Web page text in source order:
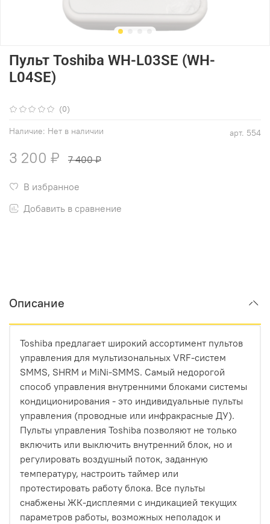
(0)
арт. 554
Наличие: Нет в наличии
Пульт Toshiba WH-L03SE (WH-
L04SE)
3 200 ₽ 7 400 ₽
В избранное
Добавить в сравнение
Описание
Toshiba предлагает широкий ассортимент пультов
управления для мультизональных VRF-систем
SMMS, SHRM и MiNi-SMMS. Самый недорогой
способ управления внутренними блоками системы
кондиционирования - это индивидуальные пульты
управления (проводные или инфракрасные ДУ).
Пульты управления Toshiba позволяют не только
включить или выключить внутренний блок, но и
регулировать воздушный поток, заданную
температуру, настроить таймер или
протестировать работу блока. Все пульты
снабжены ЖК-дисплеями с индикацией текущих
параметров работы, возможных неполадок и